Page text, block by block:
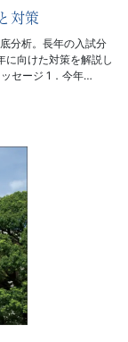
対策
分析。長年の入試分
に向けた対策を解説し
セージ 1．今年…